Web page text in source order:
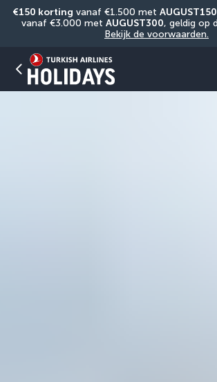
€150 korting vanaf €1.500 met AUGUST150
vanaf €3.000 met AUGUST300
Bekijk de voorwaarden.